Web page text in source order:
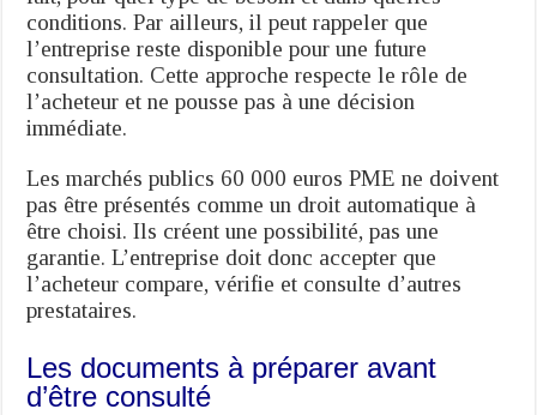
conditions. Par ailleurs, il peut rappeler que
l’entreprise reste disponible pour une future
consultation. Cette approche respecte le rôle de
l’acheteur et ne pousse pas à une décision
immédiate.
Les marchés publics 60 000 euros PME ne doivent
pas être présentés comme un droit automatique à
être choisi. Ils créent une possibilité, pas une
garantie. L’entreprise doit donc accepter que
l’acheteur compare, vérifie et consulte d’autres
prestataires.
Les documents à préparer avant
d’être consulté